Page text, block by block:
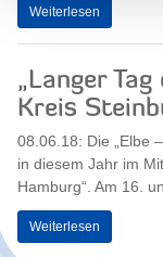
Weiterlesen
„Langer
Kreis
08.06.18: Die „Elbe
in diesem Jahr im
Hamburg“. Am 16.
Weiterlesen